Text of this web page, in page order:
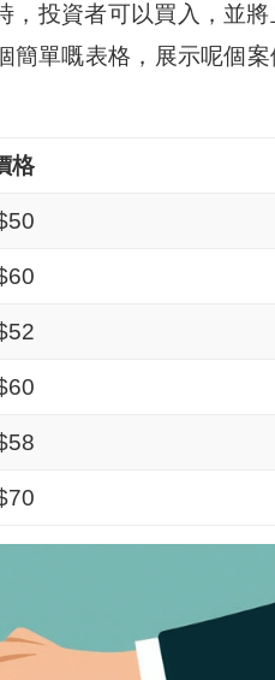
，投資者可以買入，並將
單嘅表格，展示呢個案
格